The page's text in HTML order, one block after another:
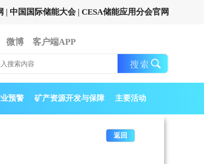
| 中国国际储能大会 | CESA储能应用分会官网
微博 客户端APP
预警 矿产资源开发与保障 主要活动
返回